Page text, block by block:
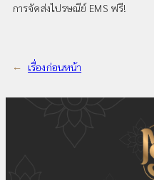
การจัดส่งไปรษณีย์ EMS ฟรี!
← เรื่องก่อนหน้า